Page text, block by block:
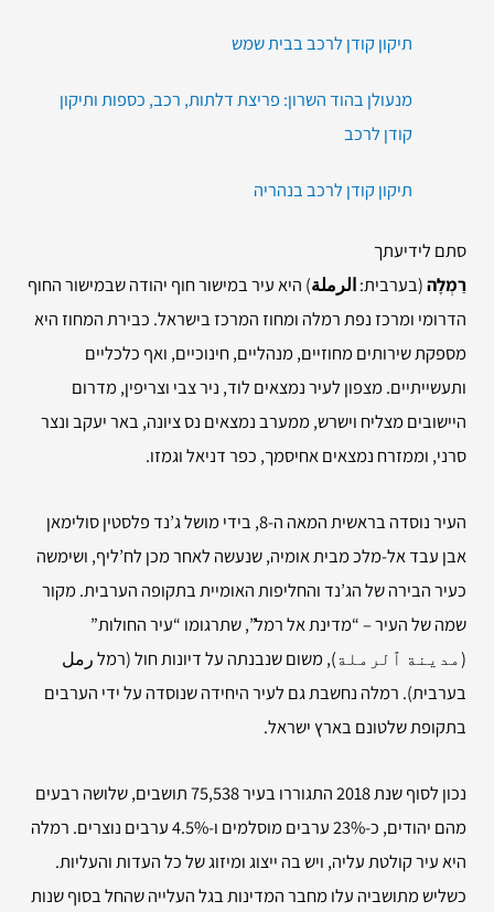
תיקון קודן לרכב בבית שמש
מנעולן בהוד השרון: פריצת דלתות, רכב, כספות ותיקון
קודן לרכב
תיקון קודן לרכב בנהריה
סתם לידיעתך
רַמְלָה(בערבית:الرملة) היא עיר במישור חוף יהודה שבמישור החוף
הדרומי ומרכז נפת רמלה ומחוז המרכז בישראל. כבירת המחוז היא
מספקת שירותים מחוזיים, מנהליים, חינוכיים, ואף כלכליים
ותעשייתיים. מצפון לעיר נמצאים לוד, ניר צבי וצריפין, מדרום
היישובים מצליח וישרש, ממערב נמצאים נס ציונה, באר יעקב ונצר
סרני, וממזרח נמצאים אחיסמך, כפר דניאל וגמזו.
העיר נוסדה בראשית המאה ה-8, בידי מושל ג’נד פלסטין סולימאן
אבן עבד אל-מלכ מבית אומיה, שנעשה לאחר מכן לח’ליף, ושימשה
כעיר הבירה של הג’נד והחליפות האומיית בתקופה הערבית. מקור
שמה של העיר – “מדינת אל רמל”, שתרגומו “עיר החולות”
(مدينة ٱلرملة), משום שנבנתה על דיונות חול (רמל رمل
בערבית). רמלה נחשבת גם לעיר היחידה שנוסדה על ידי הערבים
בתקופת שלטונם בארץ ישראל.
נכון לסוף שנת 2018 התגוררו בעיר 75,538 תושבים, שלושה רבעים
מהם יהודים, כ-23% ערבים מוסלמים ו-4.5% ערבים נוצרים. רמלה
היא עיר קולטת עליה, ויש בה ייצוג ומיזוג של כל העדות והעליות.
כשליש מתושביה עלו מחבר המדינות בגל העלייה שהחל בסוף שנות